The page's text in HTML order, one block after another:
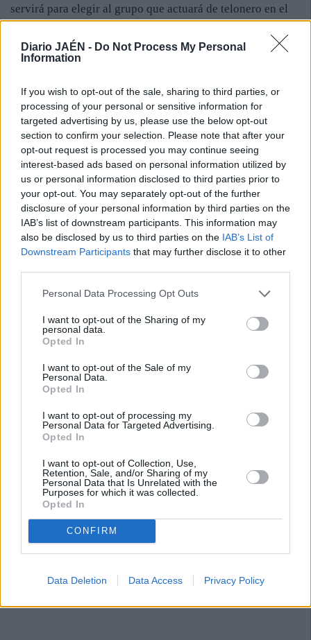
Diario JAÉN - Do Not Process My Personal
Information
If you wish to opt-out of the sale, sharing to third parties, or
processing of your personal or sensitive information for
targeted advertising by us, please use the below opt-out
section to confirm your selection. Please note that after your
opt-out request is processed you may continue seeing
interest-based ads based on personal information utilized by
us or personal information disclosed to third parties prior to
your opt-out. You may separately opt-out of the further
disclosure of your personal information by third parties on the
IAB’s list of downstream participants. This information may
also be disclosed by us to third parties on the IAB’s List of
Downstream Participants that may further disclose it to other
Personal Data Processing Opt Outs
I want to opt-out of the Sharing of my
personal data.
Opted In
I want to opt-out of the Sale of my
Personal Data.
Opted In
I want to opt-out of processing my
Personal Data for Targeted Advertising.
Opted In
I want to opt-out of Collection, Use,
Retention, Sale, and/or Sharing of my
Personal Data that Is Unrelated with the
Purposes for which it was collected.
Opted In
CONFIRM
Data Deletion Data Access Privacy Policy
servirá para elegir al grupo que actuará de telonero en el
concierto de Sidonie.